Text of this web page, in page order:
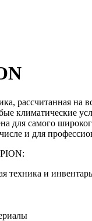
рассчитанная на
климатические
для самого
и для
техника и